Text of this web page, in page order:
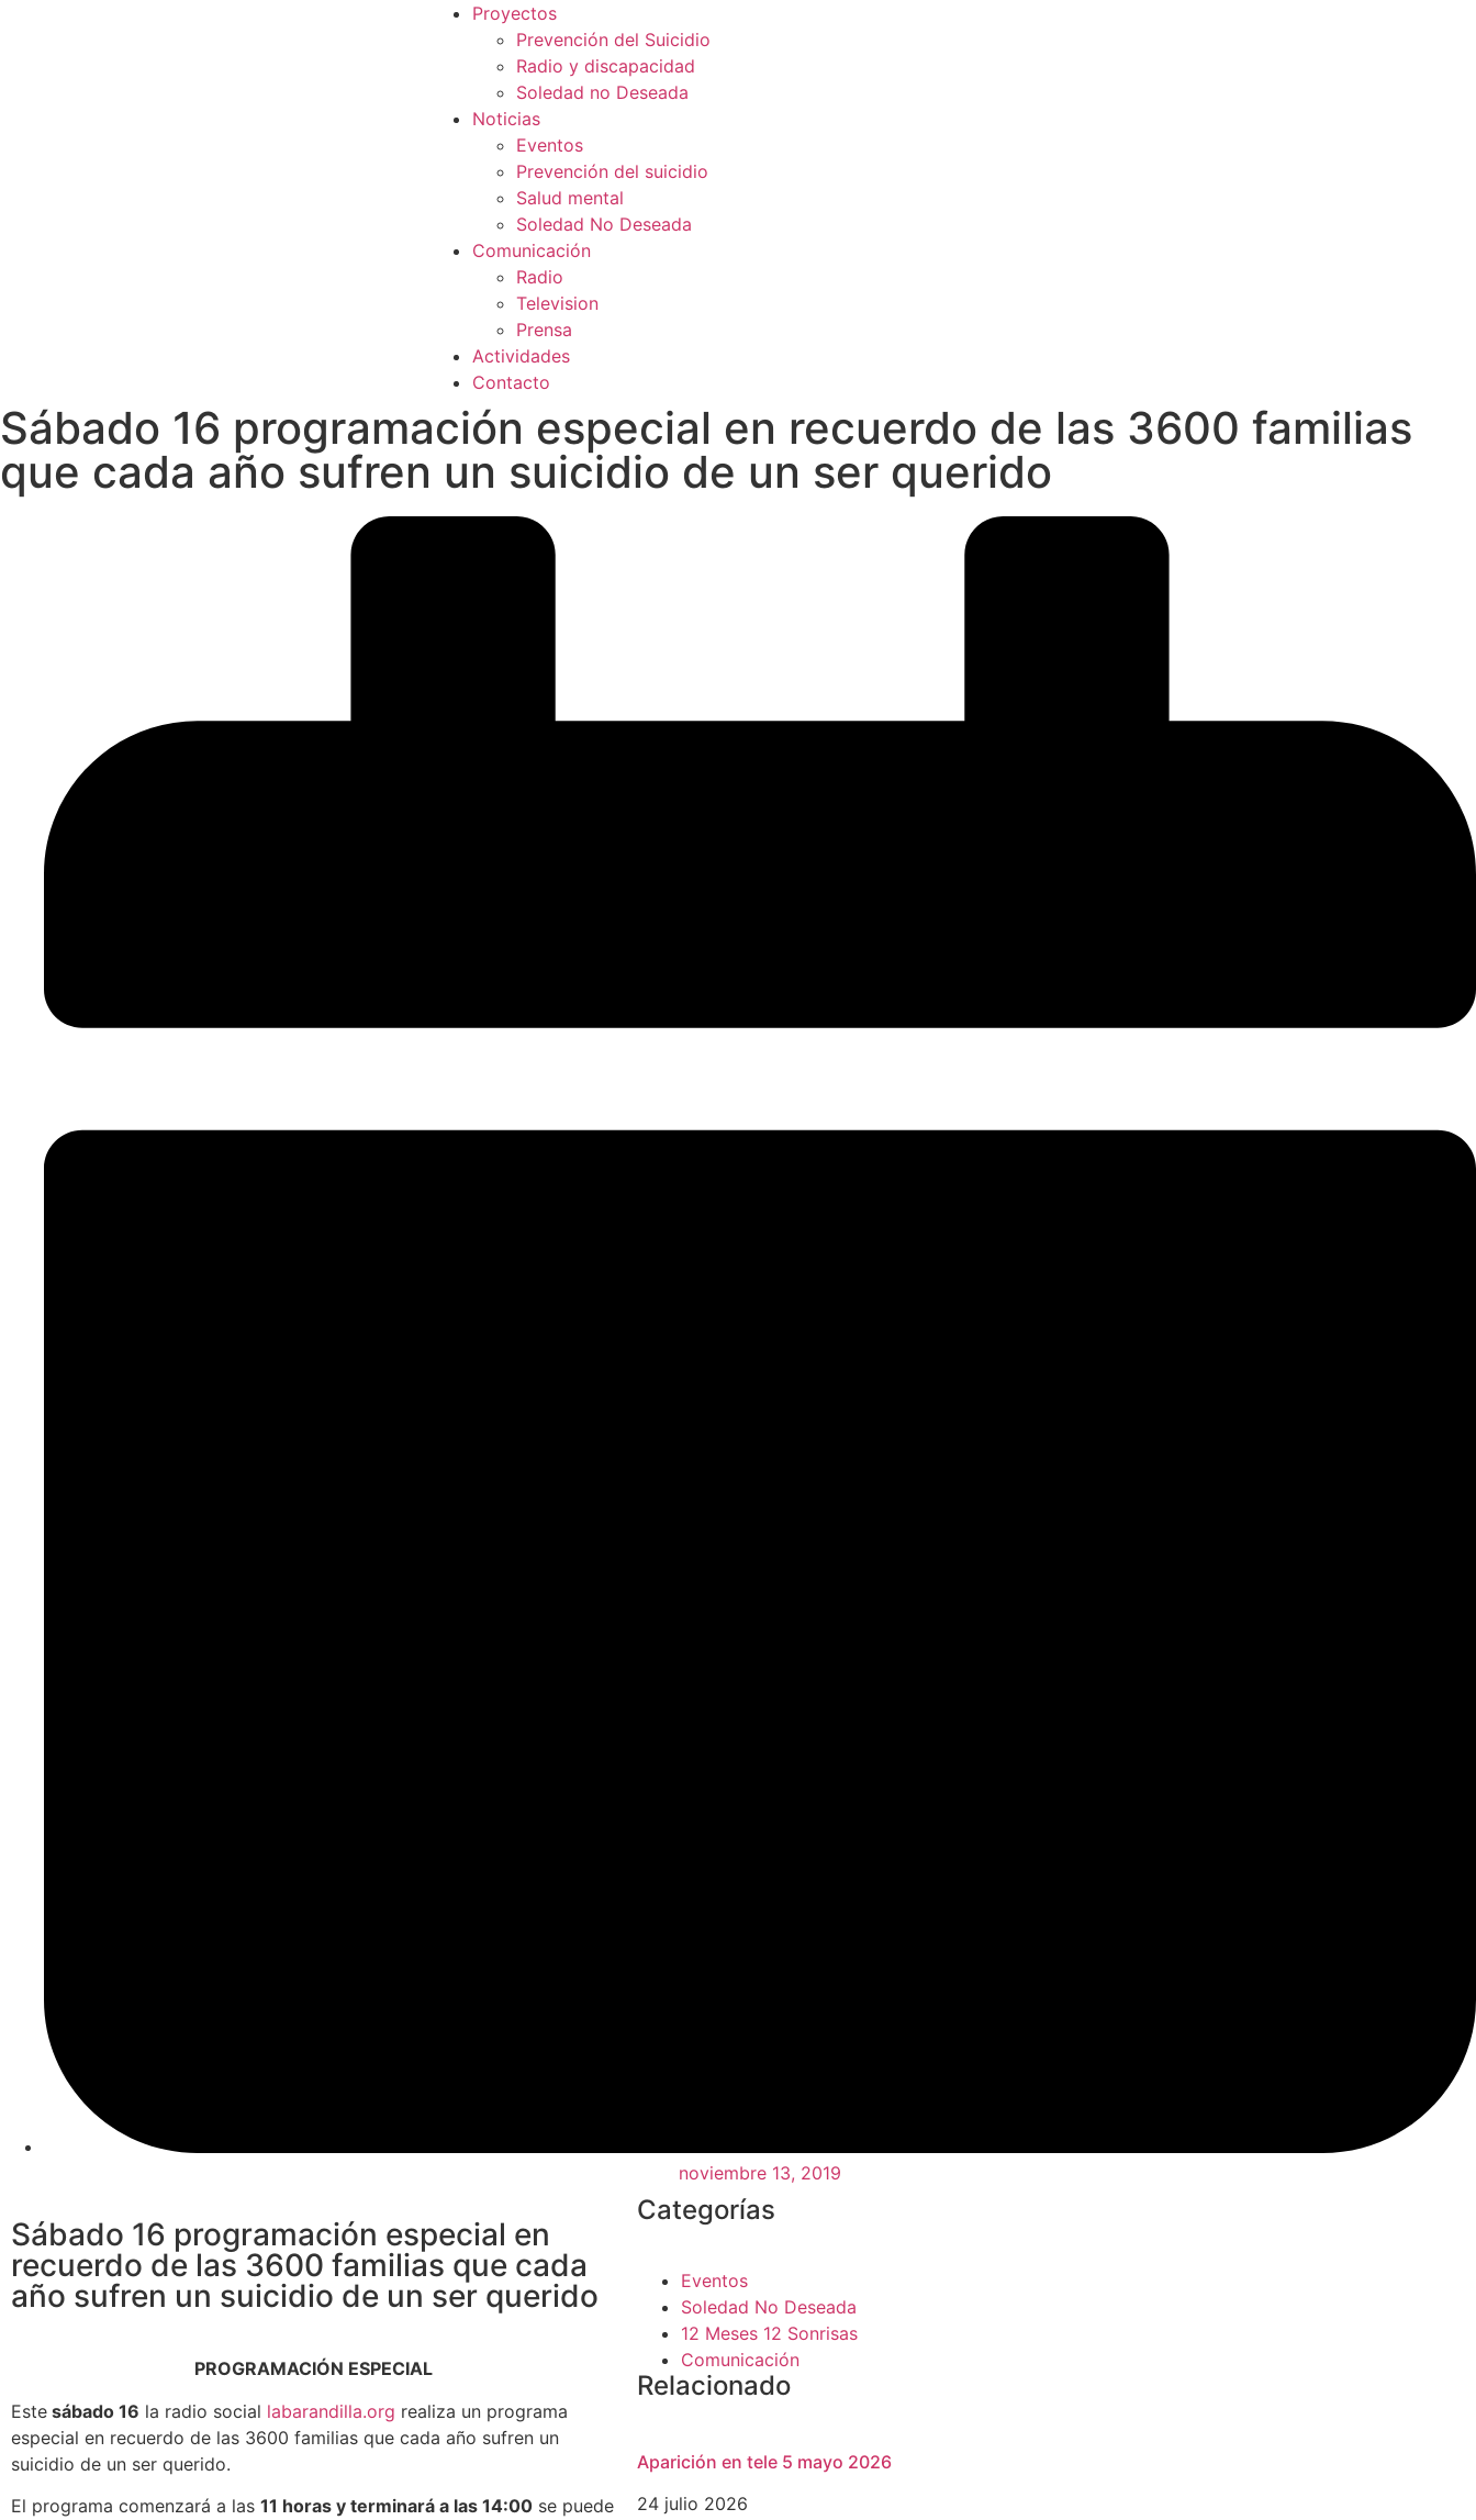
Proyectos
Prevención del Suicidio
Radio y discapacidad
Soledad no Deseada
Noticias
Eventos
Prevención del suicidio
Salud mental
Soledad No Deseada
Comunicación
Radio
Television
Prensa
Actividades
Contacto
Sábado 16 programación especial en recuerdo de las 3600 familias
que cada año sufren un suicidio de un ser querido
noviembre 13, 2019
Sábado 16 programación especial en
recuerdo de las 3600 familias que cada
año sufren un suicidio de un ser querido
PROGRAMACIÓN ESPECIAL
Este sábado 16 la radio social labarandilla.org realiza un programa
especial en recuerdo de las 3600 familias que cada año sufren un
suicidio de un ser querido.
El programa comenzará a las 11 horas y terminará a las 14:00 se puede
Categorías
Eventos
Soledad No Deseada
12 Meses 12 Sonrisas
Comunicación
Relacionado
Aparición en tele 5 mayo 2026
24 julio 2026